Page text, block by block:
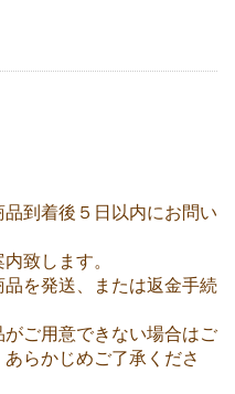
到着後５日以内にお問い
致します。
を発送、または返金手続
ご用意できない場合はご
らかじめご了承くださ